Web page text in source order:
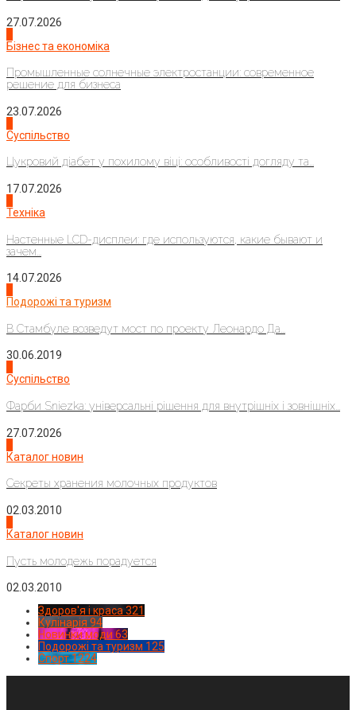
27.07.2026
Бізнес та економіка
Промышленные солнечные электростанции: современное
решение для бизнеса
23.07.2026
Суспільство
Цукровий діабет у похилому віці: особливості догляду та...
17.07.2026
Техніка
Настенные LCD-дисплеи: где используются, какие бывают и
зачем...
14.07.2026
Подорожі та туризм
В Стамбуле возведут мост по проекту Леонардо Да...
30.06.2019
Суспільство
Фарби Sniezka: універсальні рішення для внутрішніх і зовнішніх...
27.07.2026
Каталог новин
Секреты хранения молочных продуктов
02.03.2010
Каталог новин
Пусть молодежь порадуется
02.03.2010
Здоров'я і краса 321
Кулінарія 94
Новинки моди 63
Подорожі та туризм 125
Спорт1224